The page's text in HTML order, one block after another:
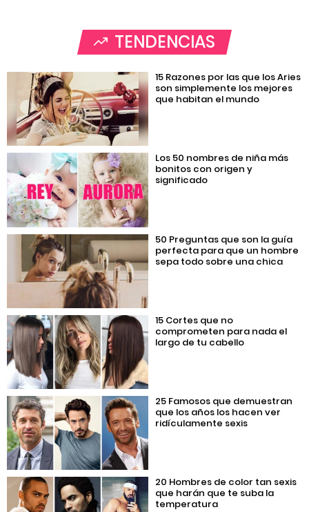
TENDENCIAS
15 Razones por las que los Aries
son simplemente los mejores
que habitan el mundo
Los 50 nombres de niña más
bonitos con origen y
significado
50 Preguntas que son la guía
perfecta para que un hombre
sepa todo sobre una chica
15 Cortes que no
comprometen para nada el
largo de tu cabello
25 Famosos que demuestran
que los años los hacen ver
ridículamente sexis
20 Hombres de color tan sexis
que harán que te suba la
temperatura